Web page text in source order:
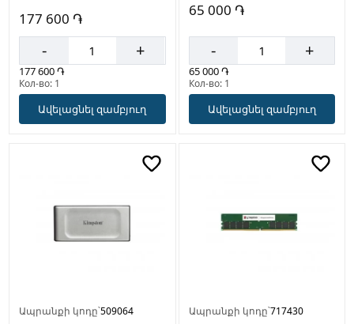
177 600 ֏
- +
177 600 ֏
Кол-во: 1
Ավելացնել զամբյուղ
65 000 ֏
- +
65 000 ֏
Кол-во: 1
Ավելացնել զամբյուղ
Ապրանքի կոդը՝509064 Ապրանքի կոդը՝717430